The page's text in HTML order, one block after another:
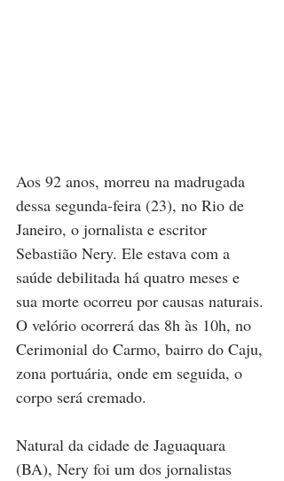
Aos 92 anos, morreu na madrugada
dessa segunda-feira (23), no Rio de
Janeiro, o jornalista e escritor
Sebastião Nery. Ele estava com a
saúde debilitada há quatro meses e
sua morte ocorreu por causas naturais.
O velório ocorrerá das 8h às 10h, no
Cerimonial do Carmo, bairro do Caju,
zona portuária, onde em seguida, o
corpo será cremado.
Natural da cidade de Jaguaquara
(BA), Nery foi um dos jornalistas